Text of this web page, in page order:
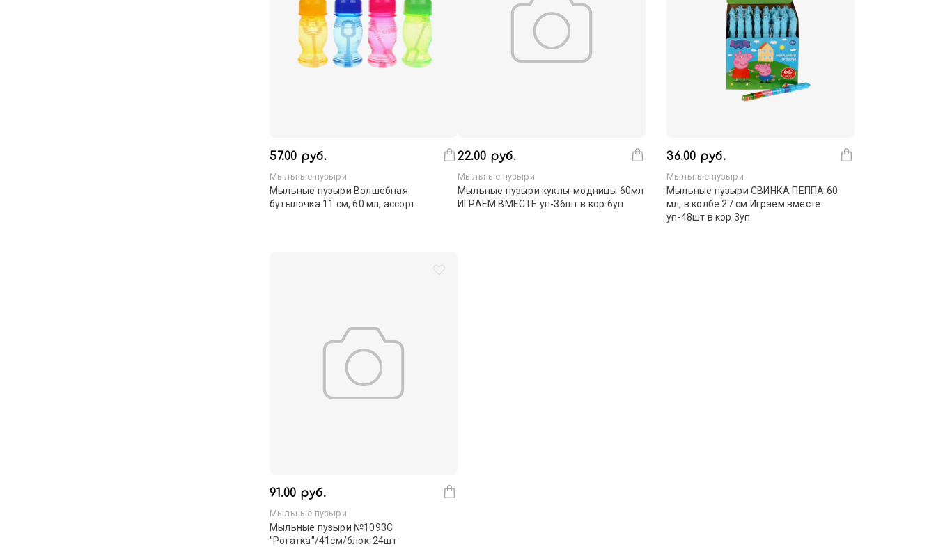
57.00 руб.
Мыльные пузыри
Мыльные пузыри Волшебная
бутылочка 11 см, 60 мл, ассорт.
22.00 руб.
Мыльные пузыри
Мыльные пузыри куклы-модницы 60мл
ИГРАЕМ ВМЕСТЕ уп-36шт в кор.6уп
36.00 руб.
Мыльные пузыри
Мыльные пузыри СВИНКА ПЕППА 60
мл, в колбе 27 см Играем вместе
уп-48шт в кор.3уп
91.00 руб.
Мыльные пузыри
Мыльные пузыри №1093С
"Рогатка"/41см/блок-24шт